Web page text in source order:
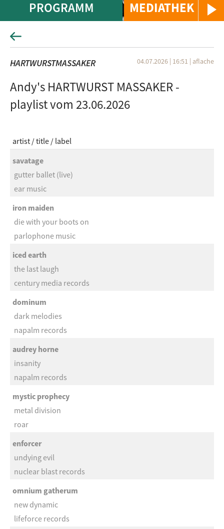
MEDIATHEK
PROGRAMM
HARTWURSTMASSAKER 04.07.2026 | 16:51 | aflache
Andy's HARTWURST MASSAKER -
playlist vom 23.06.2026
artist title
label
savatage
gutter ballet (live)
ear music
iron maiden
die with your boots on
parlophone music
iced earth
the last laugh
century media records
dominum
dark melodies
napalm records
audrey horne
insanity
napalm records
mystic prophecy
metal division
roar
enforcer
undying evil
nuclear blast records
omnium gatherum
new dynamic
lifeforce records